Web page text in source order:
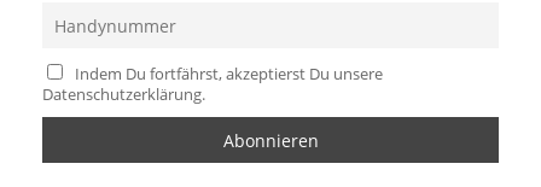
Indem Du fortfährst, akzeptierst Du unsere
Datenschutzerklärung.